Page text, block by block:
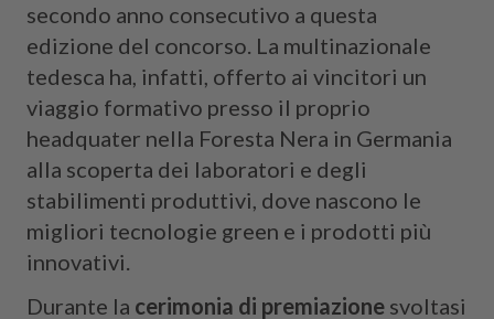
secondo anno consecutivo a questa
edizione del concorso. La multinazionale
tedesca ha, infatti, offerto ai vincitori un
viaggio formativo presso il proprio
headquater nella Foresta Nera in Germania
alla scoperta dei laboratori e degli
stabilimenti produttivi, dove nascono le
migliori tecnologie green e i prodotti più
innovativi.
Durante la cerimonia di premiazione svoltasi